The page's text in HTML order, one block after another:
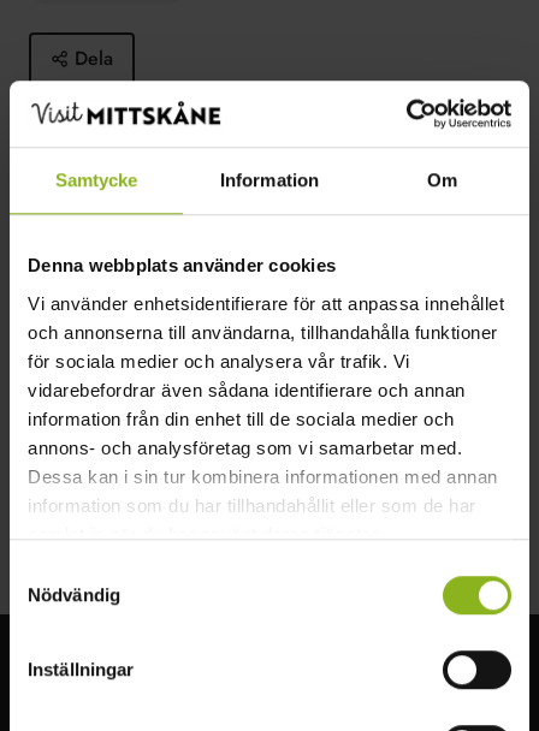
Samtycke Information Om
Denna webbplats använder cookies
Vi använder enhetsidentifierare för att anpassa innehållet
och annonserna till användarna, tillhandahålla funktioner
för sociala medier och analysera vår trafik. Vi
vidarebefordrar även sådana identifierare och annan
information från din enhet till de sociala medier och
annons- och analysföretag som vi samarbetar med.
Dessa kan i sin tur kombinera informationen med annan
information som du har tillhandahållit eller som de har
samlat in när du har använt deras tjänster.
Nödvändig
Inställningar
Dela
En sommardag vartannat år sker det. Då håller
trädgårdar över hela Sverige öppet för besök genom
evenemanget Tusen Trädgårdar.
Läs mer
2024-06-30–2024-06-30
svensktradgard.se
Facebook
Instagram
Visit MittSkåne